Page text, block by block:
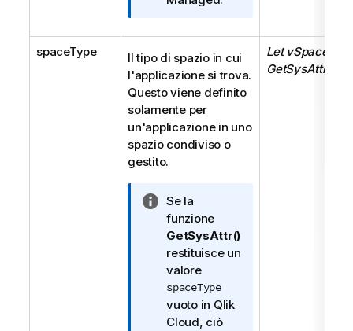
spaceType
Il tipo di spazio in cui
l'applicazione si trova.
Questo viene definito
solamente per
un'applicazione in uno
spazio condiviso o
gestito.
N
o
t
a
i
n
f
o
Se la
funzione
GetSysAttr()
restituisce un
valore
spaceType
vuoto in Qlik
Cloud, ciò
Let